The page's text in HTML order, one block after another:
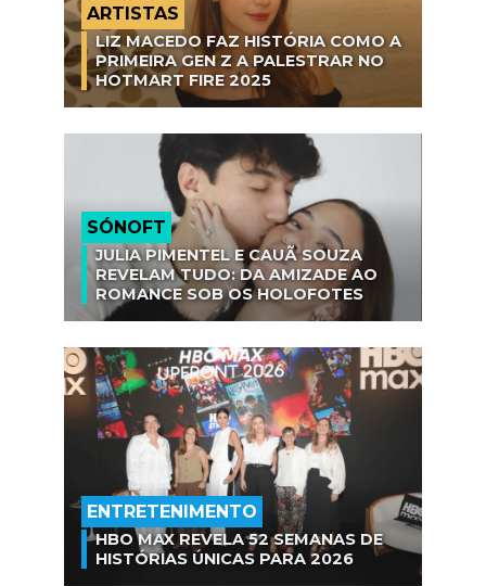
ARTISTAS
LIZ MACEDO FAZ HISTÓRIA COMO A
PRIMEIRA GEN Z A PALESTRAR NO
HOTMART FIRE 2025
SÓNOFT
JULIA PIMENTEL E CAUÃ SOUZA
REVELAM TUDO: DA AMIZADE AO
ROMANCE SOB OS HOLOFOTES
ENTRETENIMENTO
HBO MAX REVELA 52 SEMANAS DE
HISTÓRIAS ÚNICAS PARA 2026